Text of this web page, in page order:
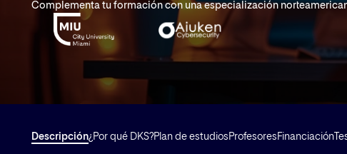
Complementa tu formación con una especialización
Descripción¿Por qué DKS?Plan de estudios Profesores Financiación